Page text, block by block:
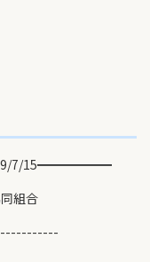
7/15━━━━━━
組合